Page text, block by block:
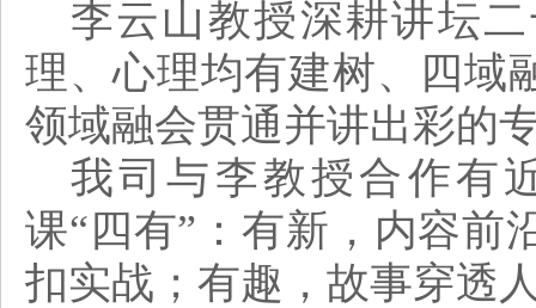
李云山教授深耕讲坛
理、心理均有建树、
四域
领域融会贯通并讲出彩的
我司与李教授合作有
课“ 四有” ：有新，内容前
扣实战；有趣，故事穿透